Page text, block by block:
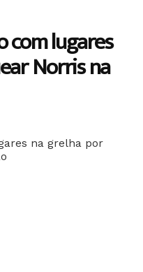
com lugares
Norris na